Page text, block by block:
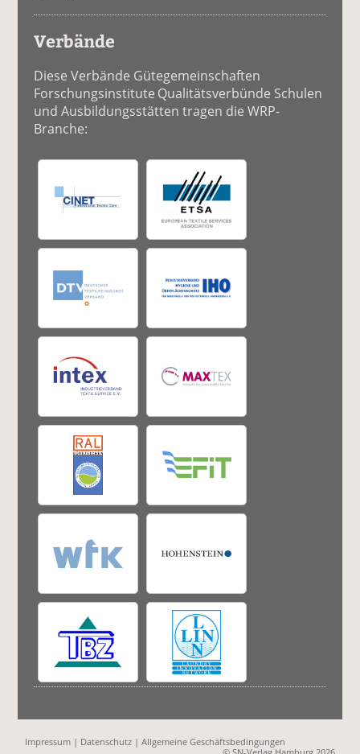
Verbände
Diese Verbände Gütegemeinschaften
Forschungsinstitute Qualitätsverbünde Schulen
und Ausbildungsstätten tragen die WRP-
Branche:
Impressum | Datenschutz |Allgemeine Geschäftsbedingungen